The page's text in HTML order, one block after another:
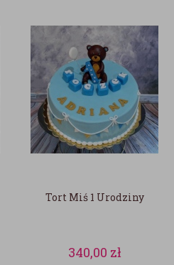
Tort Miś 1 Urodziny
340,00 zł